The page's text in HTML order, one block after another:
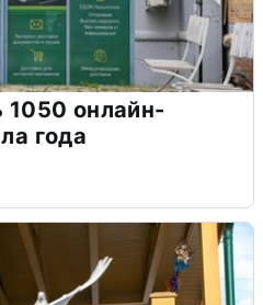
1050 онлайн-
года